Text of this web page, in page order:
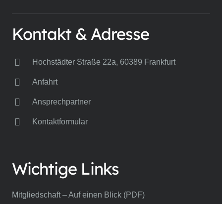
Kontakt & Adresse
Hochstädter Straße 22a, 60389 Frankfurt
Anfahrt
Ansprechpartner
Kontaktformular
Wichtige Links
Mitgliedschaft – Auf einen Blick (PDF)